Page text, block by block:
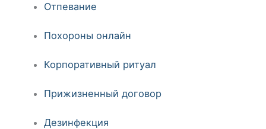
Отпевание
Похороны онлайн
Корпоративный ритуал
Прижизненный договор
Дезинфекция